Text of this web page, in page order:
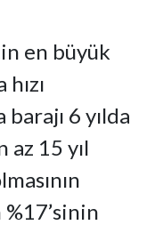
en büyük
6 yılda
az 15 yıl
%17’sinin